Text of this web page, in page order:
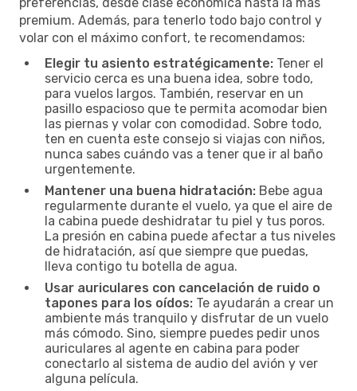
premium. Además, para tenerlo todo bajo control y
volar con el máximo confort, te recomendamos:
Elegir tu asiento estratégicamente: Tener el
servicio cerca es una buena idea, sobre todo,
para vuelos largos. También, reservar en un
pasillo espacioso que te permita acomodar bien
las piernas y volar con comodidad. Sobre todo,
ten en cuenta este consejo si viajas con niños,
nunca sabes cuándo vas a tener que ir al baño
urgentemente.
Mantener una buena hidratación: Bebe agua
regularmente durante el vuelo, ya que el aire de
la cabina puede deshidratar tu piel y tus poros.
La presión en cabina puede afectar a tus niveles
de hidratación, así que siempre que puedas,
lleva contigo tu botella de agua.
Usar auriculares con cancelación de ruido o
tapones para los oídos: Te ayudarán a crear un
ambiente más tranquilo y disfrutar de un vuelo
más cómodo. Sino, siempre puedes pedir unos
auriculares al agente en cabina para poder
conectarlo al sistema de audio del avión y ver
alguna película.